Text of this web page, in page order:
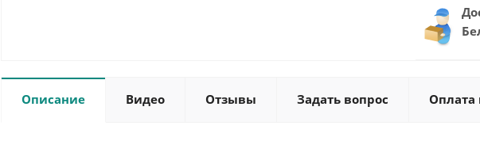
Описание Видео Отзывы Задать вопрос Оплата